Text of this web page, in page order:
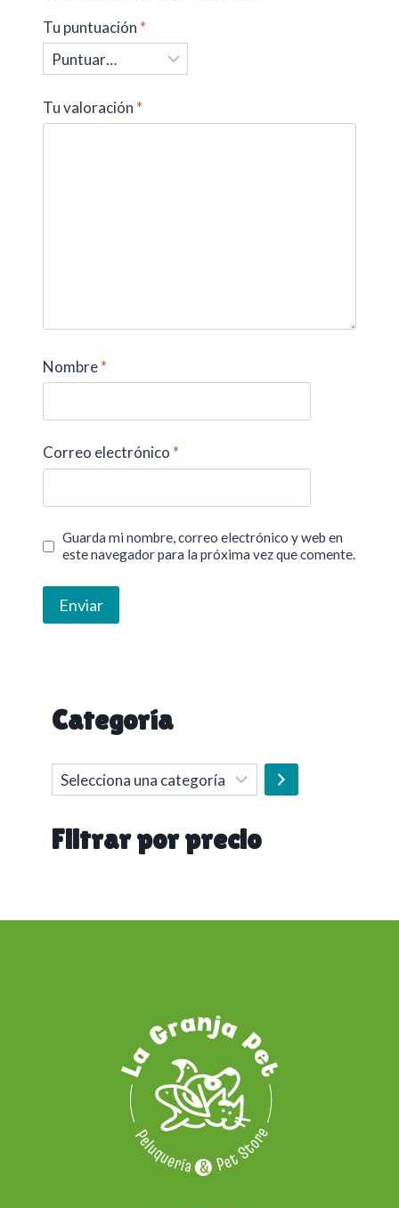
Tu puntuación *
Tu valoración *
Nombre*
Correo electrónico *
Guarda mi nombre, correo electrónico y web en
este navegador para la próxima vez que comente.
Categoría
Selecciona
una
Filtrar por precio